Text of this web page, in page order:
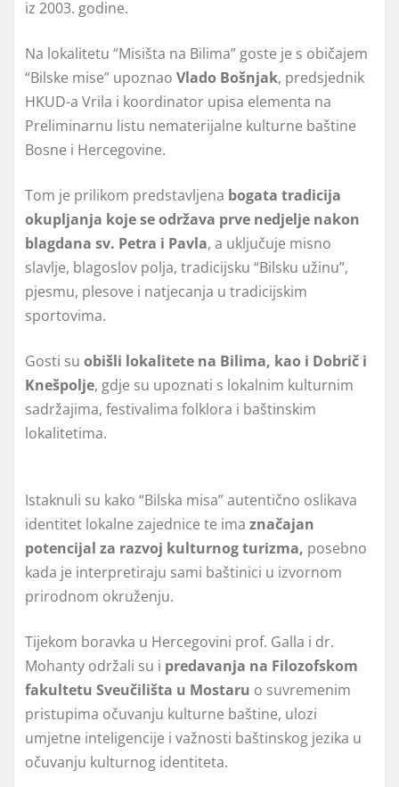
iz 2003. godine.
Na lokalitetu “Misišta na Bilima” goste je s običajem
“Bilske mise” upoznao Vlado Bošnjak, predsjednik
HKUD-a Vrila i koordinator upisa elementa na
Preliminarnu listu nematerijalne kulturne baštine
Bosne i Hercegovine.
Tom je prilikom predstavljena bogata tradicija
okupljanja koje se održava prve nedjelje nakon
blagdana sv. Petra i Pavla, a uključuje misno
slavlje, blagoslov polja, tradicijsku “Bilsku užinu”,
pjesmu, plesove i natjecanja u tradicijskim
sportovima.
Gosti su obišli lokalitete na Bilima, kao i Dobrič i
Knešpolje, gdje su upoznati s lokalnim kulturnim
sadržajima, festivalima folklora i baštinskim
lokalitetima.
Istaknuli su kako “Bilska misa” autentično oslikava
identitet lokalne zajednice te ima značajan
potencijal za razvoj kulturnog turizma, posebno
kada je interpretiraju sami baštinici u izvornom
prirodnom okruženju.
Tijekom boravka u Hercegovini prof. Galla i dr.
Mohanty održali su i predavanja na Filozofskom
fakultetu Sveučilišta u Mostaru o suvremenim
pristupima očuvanju kulturne baštine, ulozi
umjetne inteligencije i važnosti baštinskog jezika u
očuvanju kulturnog identiteta.